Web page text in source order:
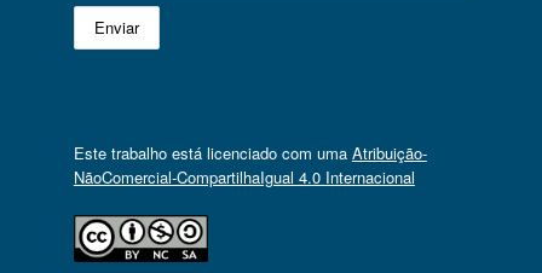
Este trabalho está licenciado com uma Atribuição-
NãoComercial-CompartilhaIgual 4.0 Internacional